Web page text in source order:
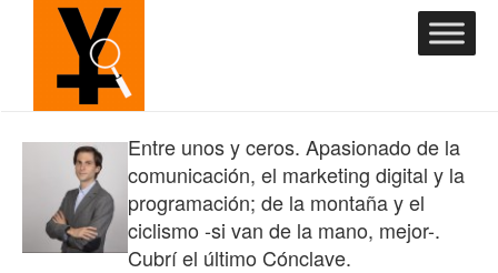
Entre unos y ceros. Apasionado de la
comunicación, el marketing digital y la
programación; de la montaña y el
ciclismo -si van de la mano, mejor-.
Cubrí el último Cónclave.